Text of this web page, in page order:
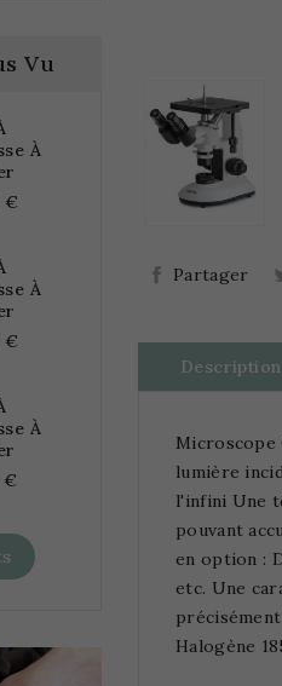
Vu
À
€
À
€
À
€
Partager
Description
Microscope
lumière
l'infini Une
pouvant
en option :
etc. Une
Halogène